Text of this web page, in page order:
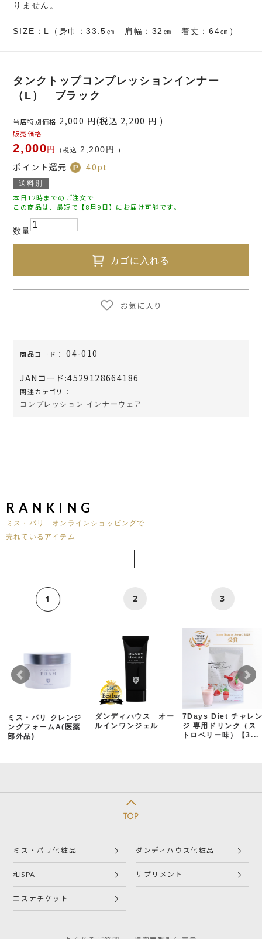
りません。
SIZE：L（身巾：33.5㎝ 肩幅：32㎝ 着丈：64㎝）
タンクトップコンプレッションインナー
（L） ブラック
当店特別価格 2,000 円(税込 2,200 円 )
販売価格
2,000円 (税込 2,200円 )
ポイント還元 40pt
送料別
本日12時までのご注文で
この商品は、最短で【8月9日】にお届け可能です。
数量
カゴに入れる
お気に入り
商品コード： 04-010
JANコード:4529128664186
関連カテゴリ：
コンプレッション インナーウェア
RANKING
ミス・パリ オンラインショッピングで
売れているアイテム
1
ミス・パリ クレンジ
ングフォームA(医薬
部外品)
2
ダンディハウス オー
ルインワンジェル
3
7Days Diet チャレ
ジ 専用ドリンク（ス
トロベリー味）【3...
ミス・パリ化粧品 ダンディハウス化粧品
和SPA サプリメント
エステチケット